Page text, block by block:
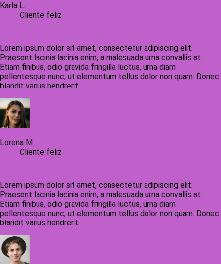
Karla L.
Cliente feliz
Lorem ipsum dolor sit amet, consectetur adipiscing elit.
Praesent lacinia lacinia enim, a malesuada urna convallis at.
Etiam finibus, odio gravida fringilla luctus, urna diam
pellentesque nunc, ut elementum tellus dolor non quam. Donec
blandit varius hendrerit.
Lorena M.
Cliente feliz
Lorem ipsum dolor sit amet, consectetur adipiscing elit.
Praesent lacinia lacinia enim, a malesuada urna convallis at.
Etiam finibus, odio gravida fringilla luctus, urna diam
pellentesque nunc, ut elementum tellus dolor non quam. Donec
blandit varius hendrerit.